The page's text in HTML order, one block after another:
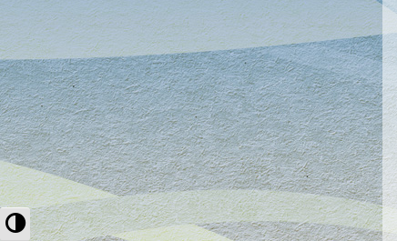
Nagy kontraszt váltása